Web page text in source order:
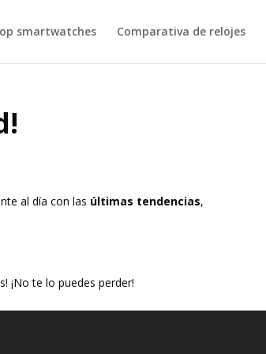
smartwatches Comparativa de relojes
al día con las últimas tendencias,
¡No te lo puedes perder!